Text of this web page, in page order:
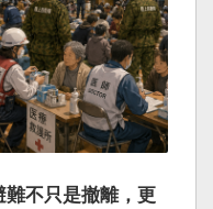
不只是撤離，更